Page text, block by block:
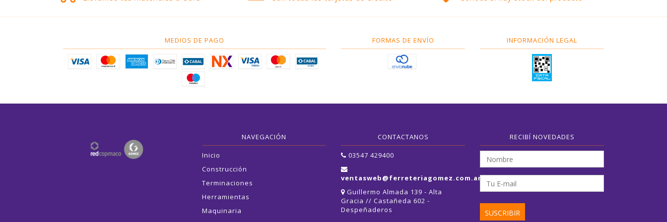
MEDIOS DE PAGO FORMAS DE ENVÍO INFORMACIÓN LEGAL
NAVEGACIÓN
Inicio
Construcción
Terminaciones
Herramientas
Maquinaria
CONTACTANOS
03547 429400
ventasweb@ferreteriagomez.com.ar
Guillermo Almada 139 - Alta
Gracia // Castañeda 602 -
Despeñaderos
RECIBÍ NOVEDADES